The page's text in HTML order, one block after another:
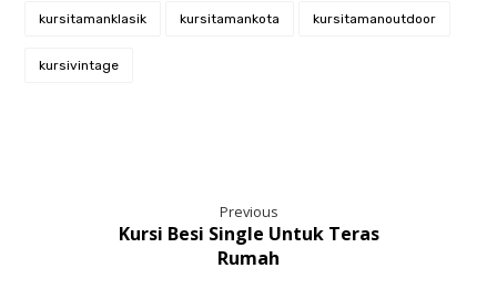
kursitamanklasik kursitamankota kursitamanoutdoor
kursivintage
Previous
Kursi Besi Single Untuk Teras
Rumah